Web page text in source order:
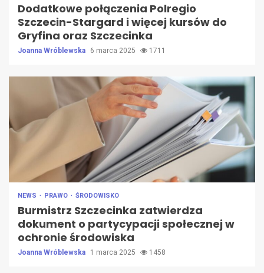
Dodatkowe połączenia Polregio
Szczecin-Stargard i więcej kursów do
Gryfina oraz Szczecinka
Joanna Wróblewska 6 marca 2025 1711
NEWS PRAWO ŚRODOWISKO
Burmistrz Szczecinka zatwierdza
dokument o partycypacji społecznej w
ochronie środowiska
Joanna Wróblewska 1 marca 2025 1458